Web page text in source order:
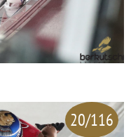
20/116